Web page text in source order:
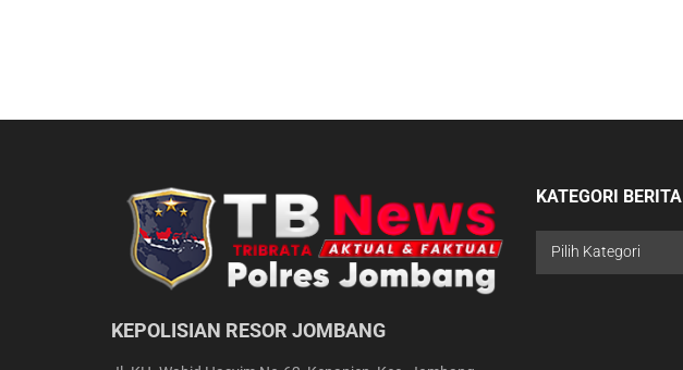
KEPOLISIAN RESOR JOMBANG
KATEGORI BERITA
Pilih Kategori